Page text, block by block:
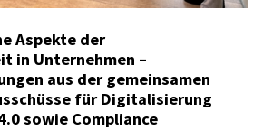
Aspekte der
in Unternehmen –
aus der gemeinsamen
für Digitalisierung
sowie Compliance